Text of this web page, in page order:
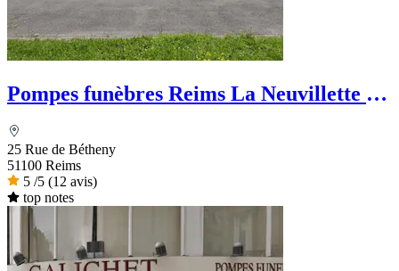
Pompes funèbres Reims La Neuvillette -
25 Rue de Bétheny
51100 Reims
5 /5 (12 avis)
top notes